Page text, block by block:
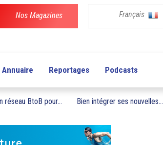
Nos Magazines Français
Annuaire Reportages Podcasts
réseau BtoB pour... Bien intégrer ses nouvelles...